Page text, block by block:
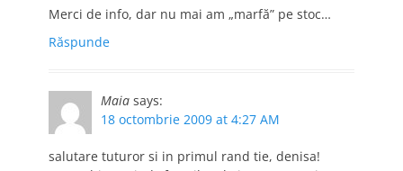
Merci de info, dar nu mai am „marfă” pe stoc…
Răspunde
Maia says:
18 octombrie 2009 at 4:27 AM
salutare tuturor si in primul rand tie, denisa!